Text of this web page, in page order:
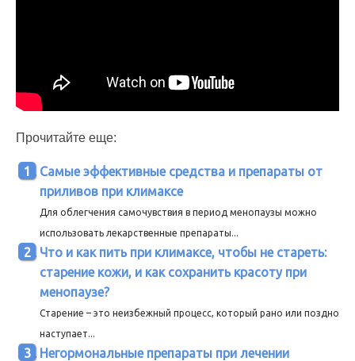
Прочитайте еще:
Самые эффективные средства и препараты от
приливов при климаксе
Для облегчения самочувствия в период менопаузы можно
использовать лекарственные препараты...
Что и как пить при климаксе, чтобы не стареть:
старение кожи, и как сохранить красоту при
менопаузе?
Старение – это неизбежный процесс, который рано или поздно
наступает...
Негормональные препараты при лечении